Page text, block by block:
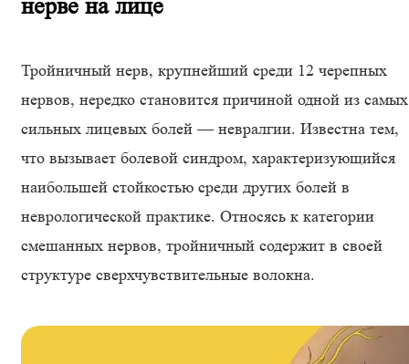
нерве на лице
Тройничный нерв, крупнейший среди 12 черепных
нервов, нередко становится причиной одной из самых
сильных лицевых болей — невралгии. Известна тем,
что вызывает болевой синдром, характеризующийся
наибольшей стойкостью среди других болей в
неврологической практике. Относясь к категории
смешанных нервов, тройничный содержит в своей
структуре сверхчувствительные волокна.